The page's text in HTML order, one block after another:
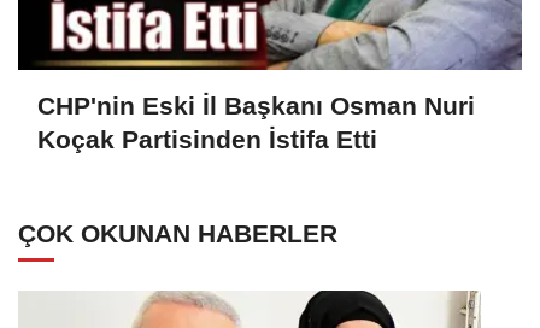
CHP'nin Eski İl Başkanı Osman Nuri
Koçak Partisinden İstifa Etti
ÇOK OKUNAN HABERLER